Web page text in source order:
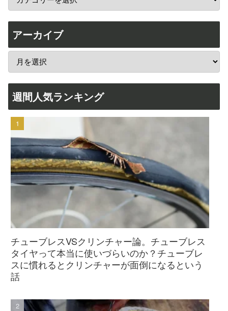
アーカイブ
週間人気ランキング
チューブレスVSクリンチャー論。チューブレス
タイヤって本当に使いづらいのか？チューブレ
スに慣れるとクリンチャーが面倒になるという
話